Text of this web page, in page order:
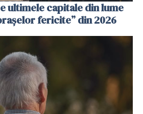
ultimele capitale din lume
fericite” din 2026